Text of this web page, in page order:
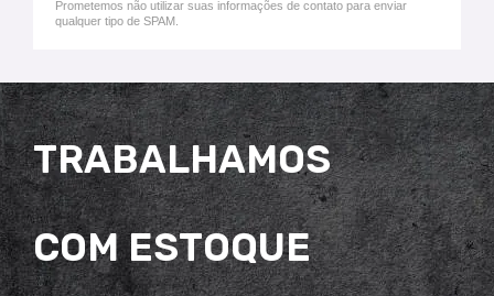
Prometemos não utilizar suas informações de contato para enviar
qualquer tipo de SPAM.
TRABALHAMOS
COM ESTOQUE